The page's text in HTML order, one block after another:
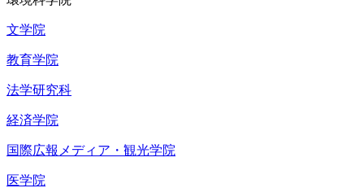
文学院
教育学院
法学研究科
経済学院
国際広報メディア・観光学院
医学院